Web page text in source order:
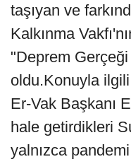
taşıyan ve
Kalkınma
"Deprem
oldu.Konuyla
Er-Vak Başkanı
hale getirdikleri
yalnızca